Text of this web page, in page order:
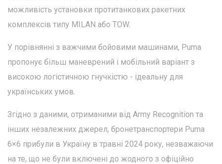
можливість установки протитанкових ракетних
комплексів типу MILAN або TOW.
У порівнянні з важчими бойовими машинами, Puma
пропонує більш маневрений і мобільний варіант з
високою логістичною гнучкістю - ідеальну для
українських умов.
Згідно з даними, отриманими від Army Recognition та
інших незалежних джерел, бронетранспортери Puma
6×6 прибули в Україну в травні 2024 року, незважаючи
на те, що не були включені до жодного з офіційно